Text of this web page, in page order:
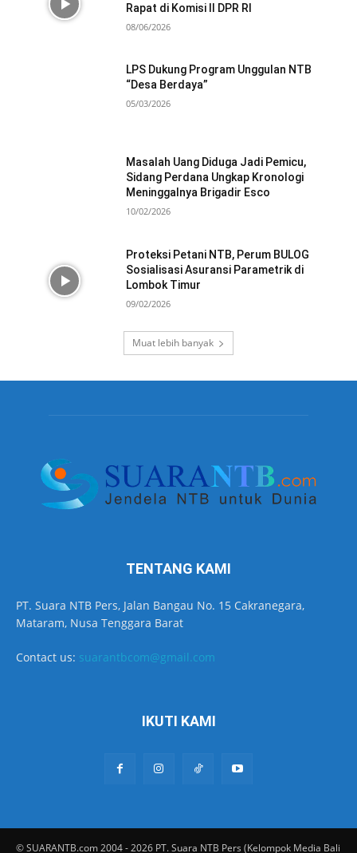
Rapat di Komisi II DPR RI
08/06/2026
LPS Dukung Program Unggulan NTB
“Desa Berdaya”
05/03/2026
Masalah Uang Diduga Jadi Pemicu,
Sidang Perdana Ungkap Kronologi
Meninggalnya Brigadir Esco
10/02/2026
Proteksi Petani NTB, Perum BULOG
Sosialisasi Asuransi Parametrik di
Lombok Timur
09/02/2026
Muat lebih banyak
TENTANG KAMI
PT. Suara NTB Pers, Jalan Bangau No. 15 Cakranegara,
Mataram, Nusa Tenggara Barat
Contact us: suarantbcom@gmail.com
IKUTI KAMI
© SUARANTB.com 2004 - 2026 PT. Suara NTB Pers (Kelompok Media Bali